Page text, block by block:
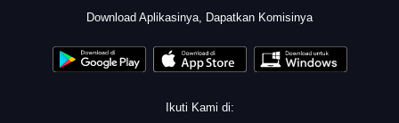
Download Aplikasinya, Dapatkan Komisinya
Ikuti Kami di: